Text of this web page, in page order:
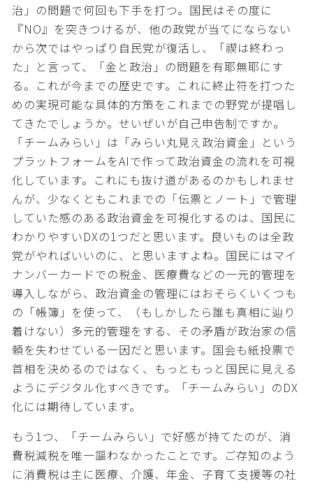
治」の問題で何回も下手を打つ。国民はその度に
『NO』を突きつけるが、他の政党が当てにならない
から次ではやっぱり自民党が復活し、「禊は終わっ
た」と言って、「金と政治」の問題を有耶無耶にす
る。これが今までの歴史です。これに終止符を打つた
めの実現可能な具体的方策をこれまでの野党が提唱し
てきたでしょうか。せいぜいが自己申告制ですか。
「チームみらい」は「みらい丸見え政治資金」という
プラットフォームをAIで作って政治資金の流れを可視
化しています。これにも抜け道があるのかもしれませ
んが、少なくともこれまでの「伝票とノート」で管理
していた感のある政治資金を可視化するのは、国民に
わかりやすいDXの1つだと思います。良いものは全政
党がやればいいのに、と思いますよね。国民にはマイ
ナンバーカードでの税金、医療費などの一元的管理を
導入しながら、政治資金の管理にはおそらくいくつも
の「帳簿」を使って、（もしかしたら誰も真相に辿り
着けない）多元的管理をする、その矛盾が政治家の信
頼を失わせている一因だと思います。国会も紙投票で
首相を決めるのではなく、もっともっと国民に見える
ようにデジタル化すべきです。「チームみらい」のDX
化には期待しています。
もう1つ、「チームみらい」で好感が持てたのが、消
費税減税を唯一謳わなかったことです。ご存知のよう
に消費税は主に医療、介護、年金、子育て支援等の社